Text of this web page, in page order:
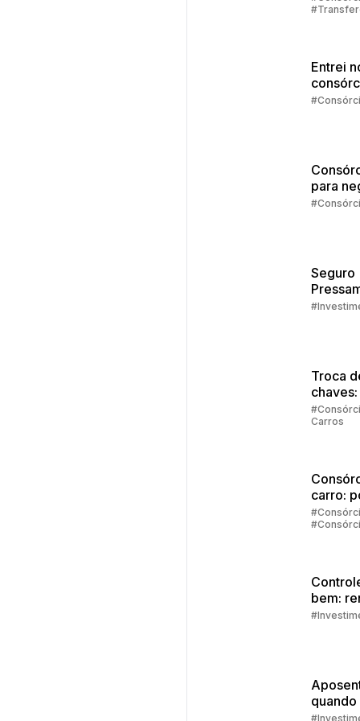
Entrei
agora?
para
Seguro
Troca
regras
Carros
carro:
vale a
bem:
extra
quando
como